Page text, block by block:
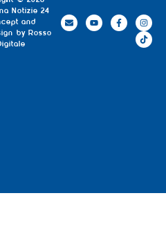
Notizie 24
and
by Rosso